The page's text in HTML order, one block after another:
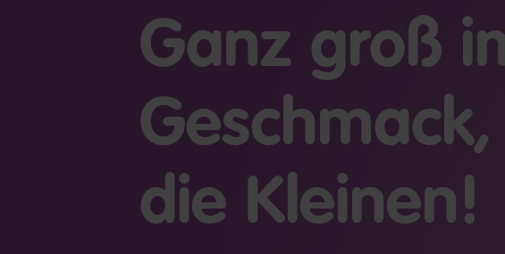
Ganz groß
Geschmack,
die Kleinen!